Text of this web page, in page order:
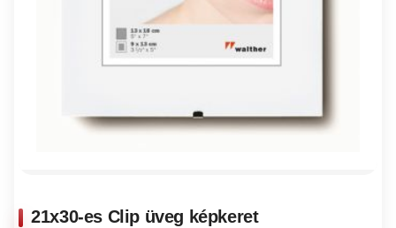
21x30-es Clip üveg képkeret